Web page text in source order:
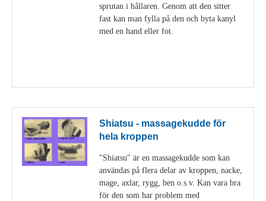
sprutan i hållaren. Genom att den sitter
fast kan man fylla på den och byta kanyl
med en hand eller fot.
Shiatsu - massagekudde för
hela kroppen
"Shiatsu" är en massagekudde som kan
användas på flera delar av kroppen, nacke,
mage, axlar, rygg, ben o.s.v. Kan vara bra
för den som har problem med